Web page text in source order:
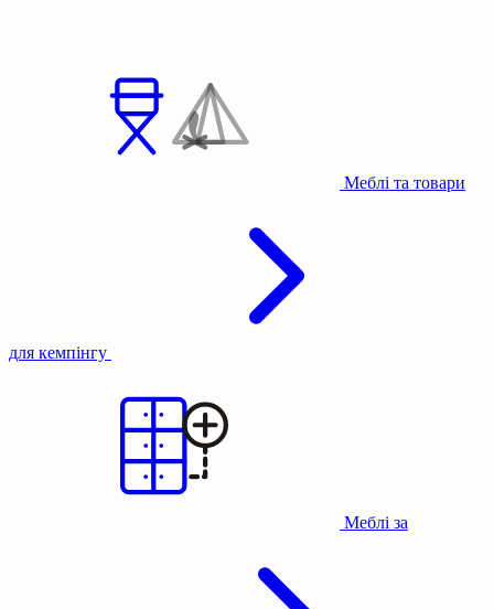
Меблі та товари
для кемпінгу
Меблі за